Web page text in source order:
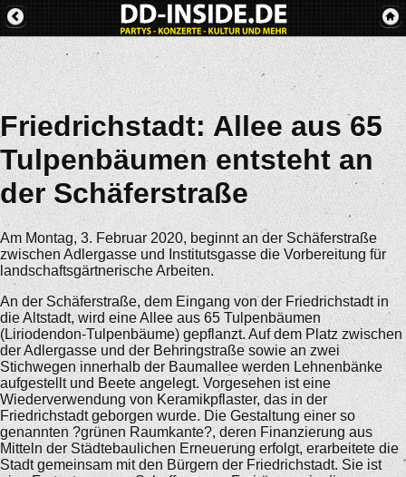
Friedrichstadt: Allee aus 65
Tulpenbäumen entsteht an
der Schäferstraße
Am Montag, 3. Februar 2020, beginnt an der Schäferstraße
zwischen Adlergasse und Institutsgasse die Vorbereitung für
landschaftsgärtnerische Arbeiten.
An der Schäferstraße, dem Eingang von der Friedrichstadt in
die Altstadt, wird eine Allee aus 65 Tulpenbäumen
(Liriodendon-Tulpenbäume) gepflanzt. Auf dem Platz zwischen
der Adlergasse und der Behringstraße sowie an zwei
Stichwegen innerhalb der Baumallee werden Lehnenbänke
aufgestellt und Beete angelegt. Vorgesehen ist eine
Wiederverwendung von Keramikpflaster, das in der
Friedrichstadt geborgen wurde. Die Gestaltung einer so
genannten ?grünen Raumkante?, deren Finanzierung aus
Mitteln der Städtebaulichen Erneuerung erfolgt, erarbeitete die
Stadt gemeinsam mit den Bürgern der Friedrichstadt. Sie ist